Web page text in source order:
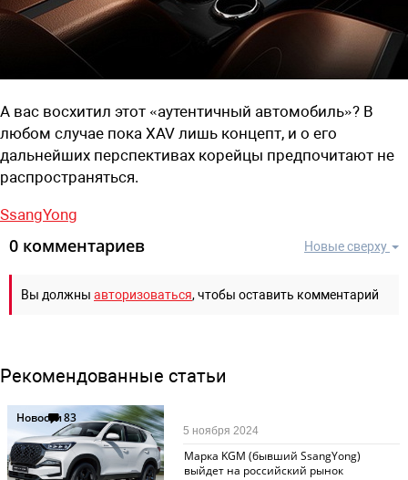
А вас восхитил этот «аутентичный автомобиль»? В
любом случае пока XAV лишь концепт, и о его
дальнейших перспективах корейцы предпочитают не
распространяться.
SsangYong
Новые сверху
0 комментариев
Вы должны авторизоваться, чтобы оставить комментарий
Рекомендованные статьи
Новости83
Марка KGM (бывший SsangYong)
выйдет на российский рынок
5 ноября 2024